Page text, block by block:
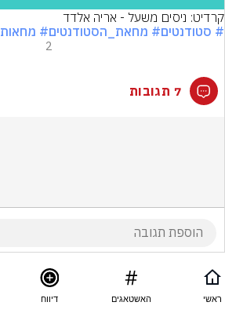
קרדיט: ניסים משעל - אריה אלדד
# סטודנטים# מחאת_הסטודנטים# מחאות
2
7 תגובות
ראשי האשטאגים דיווח